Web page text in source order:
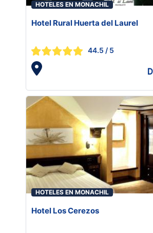
HOTELES EN MONACHIL
Hotel Rural Huerta del Laurel
44.5 / 5
HOTELES EN MONACHIL
Hotel Los Cerezos